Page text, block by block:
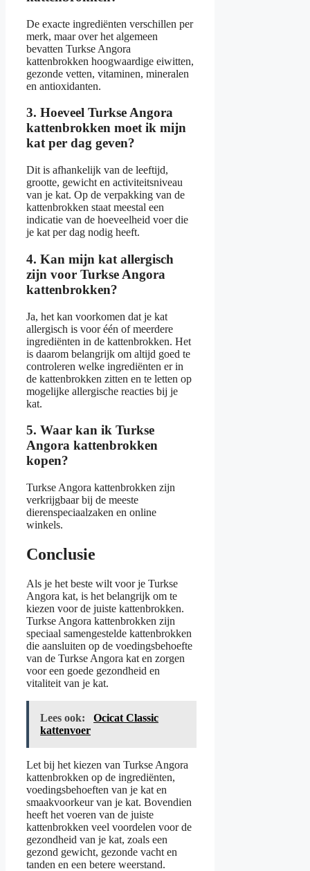
De exacte ingrediënten verschillen per
merk, maar over het algemeen
bevatten Turkse Angora
kattenbrokken hoogwaardige eiwitten,
gezonde vetten, vitaminen, mineralen
en antioxidanten.
3. Hoeveel Turkse Angora
kattenbrokken moet ik mijn
kat per dag geven?
Dit is afhankelijk van de leeftijd,
grootte, gewicht en activiteitsniveau
van je kat. Op de verpakking van de
kattenbrokken staat meestal een
indicatie van de hoeveelheid voer die
je kat per dag nodig heeft.
4. Kan mijn kat allergisch
zijn voor Turkse Angora
kattenbrokken?
Ja, het kan voorkomen dat je kat
allergisch is voor één of meerdere
ingrediënten in de kattenbrokken. Het
is daarom belangrijk om altijd goed te
controleren welke ingrediënten er in
de kattenbrokken zitten en te letten op
mogelijke allergische reacties bij je
kat.
5. Waar kan ik Turkse
Angora kattenbrokken
kopen?
Turkse Angora kattenbrokken zijn
verkrijgbaar bij de meeste
dierenspeciaalzaken en online
winkels.
Conclusie
Als je het beste wilt voor je Turkse
Angora kat, is het belangrijk om te
kiezen voor de juiste kattenbrokken.
Turkse Angora kattenbrokken zijn
speciaal samengestelde kattenbrokken
die aansluiten op de voedingsbehoefte
van de Turkse Angora kat en zorgen
voor een goede gezondheid en
vitaliteit van je kat.
Lees ook:
Ocicat Classic
kattenvoer
Let bij het kiezen van Turkse Angora
kattenbrokken op de ingrediënten,
voedingsbehoeften van je kat en
smaakvoorkeur van je kat. Bovendien
heeft het voeren van de juiste
kattenbrokken veel voordelen voor de
gezondheid van je kat, zoals een
gezond gewicht, gezonde vacht en
tanden en een betere weerstand.